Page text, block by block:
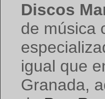
Discos
de música
igual que
Granada,